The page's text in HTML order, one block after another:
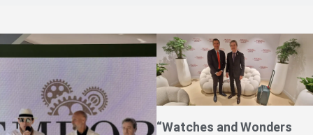
“Watches and Wonders